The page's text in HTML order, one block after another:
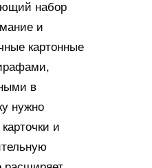
набор
и
картонные
в
нужно
и